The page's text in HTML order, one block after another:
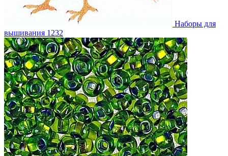
Наборы для
вышивания 1232